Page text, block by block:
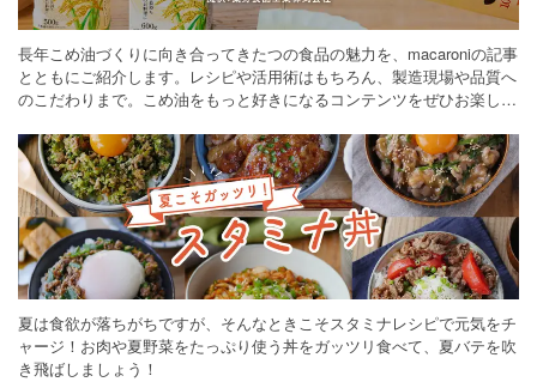
長年こめ油づくりに向き合ってきたつの食品の魅力を、macaroniの記事
とともにご紹介します。レシピや活用術はもちろん、製造現場や品質へ
のこだわりまで。こめ油をもっと好きになるコンテンツをぜひお楽しみ
夏は食欲が落ちがちですが、そんなときこそスタミナレシピで元気をチ
ャージ！お肉や夏野菜をたっぷり使う丼をガッツリ食べて、夏バテを吹
き飛ばしましょう！